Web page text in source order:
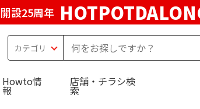
設25周年
Howto情
報
店舗・チラシ検
索